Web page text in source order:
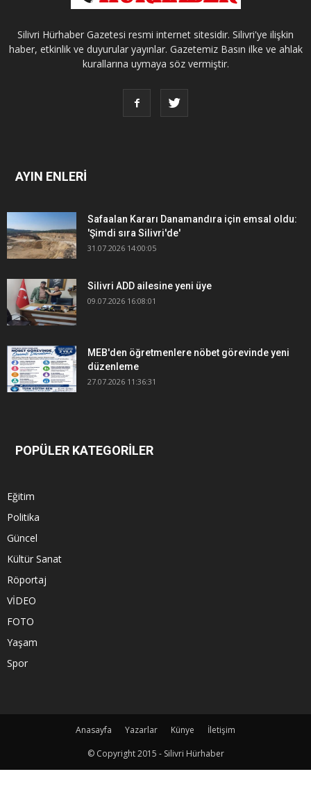
Silivri Hürhaber Gazetesi resmi internet sitesidir. Silivri'ye ilişkin
haber, etkinlik ve duyurular yayınlar. Gazetemiz Basın ilke ve ahlak
kurallarına uymaya söz vermiştir.
AYIN ENLERİ
Safaalan Kararı Danamandıra için emsal oldu:
'Şimdi sıra Silivri'de'
31.07.2026 14:00:05
Silivri ADD ailesine yeni üye
09.07.2026 16:08:01
MEB'den öğretmenlere nöbet görevinde yeni
düzenleme
27.07.2026 11:36:31
POPÜLER KATEGORİLER
Eğitim
Politika
Güncel
Kültür Sanat
Röportaj
VİDEO
FOTO
Yaşam
Spor
Anasayfa Yazarlar Künye
İletişim
© Copyright 2015 - Silivri Hürhaber